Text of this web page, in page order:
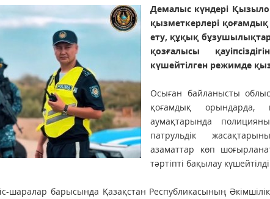
Демалыс күндері
қызметкерлері қоғамдық
ету, құқық
қозғалысы
күшейтілген режимде
Осыған байланысты
қоғамдық
аумақтарында
патрульдік
азаматтар көп
тәртіпті бақылау
шаралар барысында Қазақстан Республикасының